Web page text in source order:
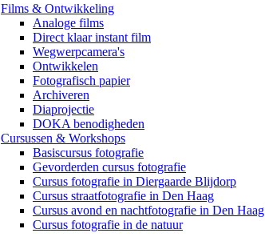
Films & Ontwikkeling
Analoge films
Direct klaar instant film
Wegwerpcamera's
Ontwikkelen
Fotografisch papier
Archiveren
Diaprojectie
DOKA benodigheden
Cursussen & Workshops
Basiscursus fotografie
Gevorderden cursus fotografie
Cursus fotografie in Diergaarde Blijdorp
Cursus straatfotografie in Den Haag
Cursus avond en nachtfotografie in Den Haag
Cursus fotografie in de natuur